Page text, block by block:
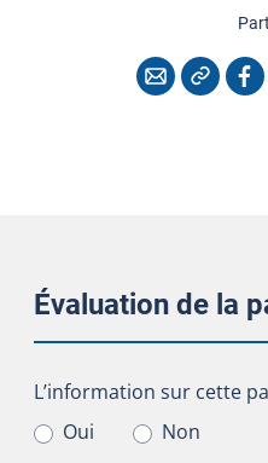
CourrielCopier
Évaluation de la
L’information sur cette
L’information sur cette
Oui
Non